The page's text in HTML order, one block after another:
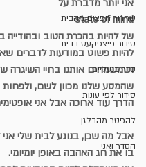
שחרור חפצים מהבית
סידור פיצפקעס בבית
סדר בנעליים
סידור לפי עונות
להפטר מהבלגן
הסדר ואני
אני יותר מדברת על
state of mind
של להיות בהכרת הטוב ובהודייה
להיות פשוט במודעות לדברים
ושמשמחים אותנו בחיי השיגרה
שהמסע שלנו מכוון לשם, ולפחות
הדרך עוד ארוכה אבל אני
אבל מה שכן, בנוגע לבית שלי אני
בו את חג האהבה באופן יומיומי.